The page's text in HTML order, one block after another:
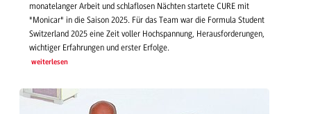
monatelanger Arbeit und schlaflosen Nächten startete CURE mit
"Monicar" in die Saison 2025. Für das Team war die Formula Student
Switzerland 2025 eine Zeit voller Hochspannung, Herausforderungen,
wichtiger Erfahrungen und erster Erfolge.
weiterlesen